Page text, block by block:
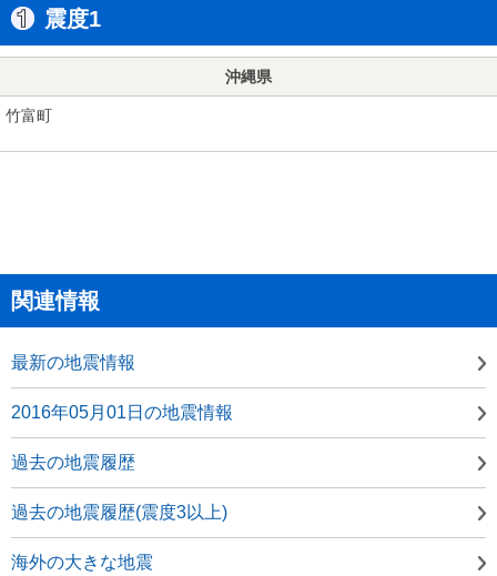
震度1
沖縄県
竹富町
関連情報
最新の地震情報
2016年05月01日の地震情報
過去の地震履歴
過去の地震履歴(震度3以上)
海外の大きな地震